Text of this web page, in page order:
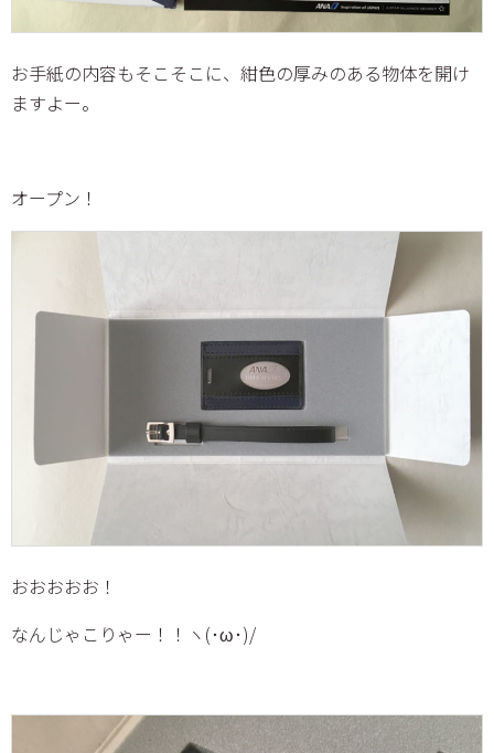
お手紙の内容もそこそこに、紺色の厚みのある物体を開け
ますよー。
オープン！
おおおおお！
なんじゃこりゃー！！ヽ(･ω･)/